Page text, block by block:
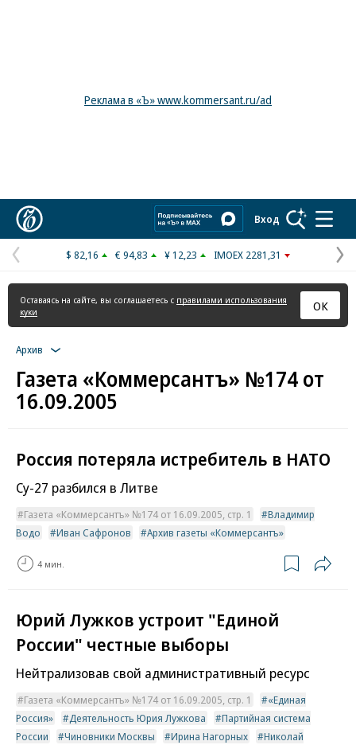
Реклама в «Ъ» www.kommersant.ru/ad
Вход
Предыдущая
страница
$ 82,16 € 94,83 ¥ 12,23 IMOEX 2281,31
Оставаясь на сайте, вы соглашаетесь с правилами использования
куки
ОК
Архив
Газета «Коммерсантъ» №174 от
16.09.2005
Россия потеряла истребитель в НАТО
Су-27 разбился в Литве
Газета «Коммерсантъ» №174 от 16.09.2005, стр. 1
Владимир
Водо
Иван Сафронов Архив газеты «Коммерсантъ»
4 мин.
Юрий Лужков устроит "Единой
России" честные выборы
Нейтрализовав свой административный ресурс
Газета «Коммерсантъ» №174 от 16.09.2005, стр. 1
«Единая
Россия»
Деятельность Юрия Лужкова
Партийная система
России
Чиновники Москвы Ирина Нагорных
Николай